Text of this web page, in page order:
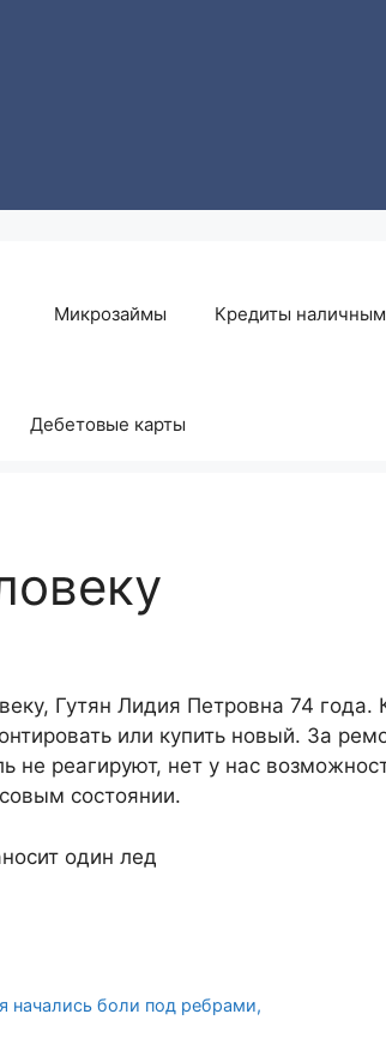
Микрозаймы Кредиты
Дебетовые карты
Гутян Лидия Петровна 74 года.
или купить новый. За
не реагируют, нет у нас
состоянии.
один лед
начались боли под ребрами,